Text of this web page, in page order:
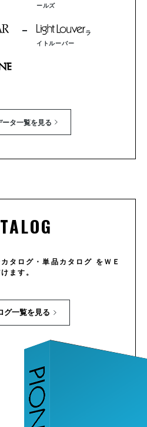
ールズ
ラ
イトルーバー
タ一覧を見る
タログ・単品カタログ をＷＥ
ます。
グ一覧を見る